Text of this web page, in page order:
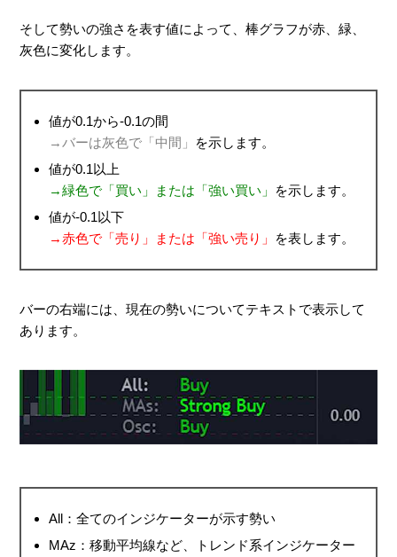
そして勢いの強さを表す値によって、棒グラフが赤、緑、
灰色に変化します。
値が0.1から-0.1の間
→バーは灰色で「中間」 を示します。
値が0.1以上
→緑色で「買い」または「強い買い」 を示します。
値が-0.1以下
→赤色で「売り」または「強い売り」 を表します。
バーの右端には、現在の勢いについてテキストで表示して
あります。
All：全てのインジケーターが示す勢い
MAz：移動平均線など、トレンド系インジケーター